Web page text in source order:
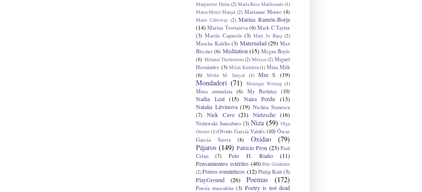
Marguerite Duras(2) María Rosa Maldonado(1)
Maria-Mercè Marçal (2) Marianne Moore (4)
Marie Calloway (2) Marina Ramón-Borja
(14) Marina Tsvetaieva (6) Mark C Taylor
(3) Martín Caparrós (3) Mary Jo Bang (2)
Mascha Kaléko (3) Maternidad (29) Max
Blecher (6) Meditation (15) Megan Boyle
(6) Melanie Thernstrom (2) México (2) Miguel
Hernández (3) Milan Kundera(1) Mina Milk
(6)
Mithu M. Sanyal (1) Mm S (19)
Mondadori (71) Monique Witting (1)
Musa ammalata (6) My Birthday (10)
Nadia Leal (15) Naira Perdu
(13)
Natalia Litvinova (19) Nichita Stanescu
(7)
Nick Cave (21) Nietzsche (16)
Nishiwaki Junzaburo (3) Niza (59) Olga
Orozco (1)Olvido García Valdés (10) Óscar
García Sierra
(8) Oxidao
(79)
Pájaros (149) Patricio Pron (23) Paul
Celan
(7) Peio H. Riaño
(11)
Pensamientos estériles (40) Pere Gimferrer
(2)Perros románticos (12) Philip Roth (3)
PlayGround (26) Poemas (172)
Poesía masculina (3) Poetry is not dead